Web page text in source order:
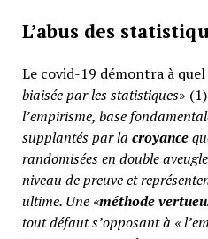
L’abus des
Le covid-19 démontra à
biaisée par les statistiques»
l’empirisme, base
supplantés par la croyance
randomisées en double
niveau de preuve et
ultime. Une «méthode
tout défaut s’opposant à «